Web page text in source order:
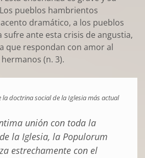
pueblos hambrientos
dramático, a los pueblos
sufre ante esta crisis de angustia,
que respondan con amor al
(n. 3).
la doctrina social de la Iglesia más actual
unión con toda la
la Iglesia, la Populorum
estrechamente con el